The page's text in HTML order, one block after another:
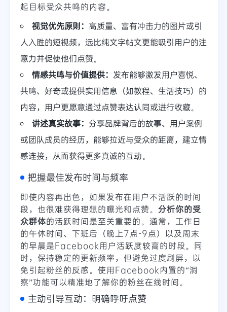
起目标受众共鸣的内容。
视觉优先原则： 高质量、富有冲击力的图片或引
人入胜的短视频，远比纯文字帖文更能吸引用户的注
意力并促使他们点赞。
情感共鸣与价值提供： 发布能够激发用户喜悦、
共鸣、好奇或提供实用信息（如教程、生活技巧）的
内容，用户更愿意通过点赞表达认同或进行收藏。
讲述真实故事： 分享品牌背后的故事、用户案例
或团队成员的经历，能够拉近与受众的距离，建立情
感连接，从而获得更多真诚的互动。
把握最佳发布时间与频率
即使内容再出色，如果发布在用户不活跃的时间
段，也很难获得理想的曝光和点赞。 分析你的受
众群体的活跃时间是至关重要的。通常，工作日
的午休时间、下班后（晚上7点-9点）以及周末
的早晨是Facebook用户活跃度较高的时段。同
时，保持稳定的更新频率，但避免过度刷屏，以
免引起粉丝的反感。使用Facebook内置的“洞
察”功能可以精准地了解你的粉丝在线时间。
主动引导互动：明确呼吁点赞